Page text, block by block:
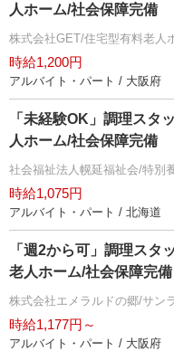
人ホーム/社会保障完備
株式会社GET/住宅型有料老人
時給1,200円
アルバイト・パート / 大阪府
「未経験OK」調理スタ
人ホーム/社会保障完備
社会福祉法人幌延福祉会/特別
時給1,075円
アルバイト・パート / 北海道
「週2から可」調理スタ
老人ホーム/社会保障完備
株式会社エメラルドの郷/サン
時給1,177円～
アルバイト・パート / 大阪府